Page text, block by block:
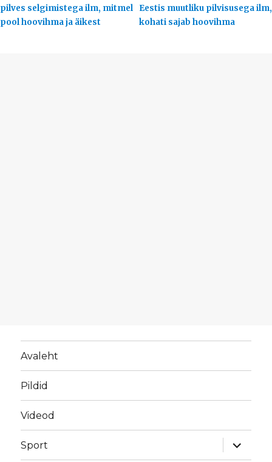
pilves selgimistega ilm, mitmel
pool hoovihma ja äikest
Eestis muutliku pilvisusega ilm,
kohati sajab hoovihma
Avaleht
Pildid
Videod
Sport
laienda